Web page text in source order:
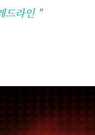
드라인 "